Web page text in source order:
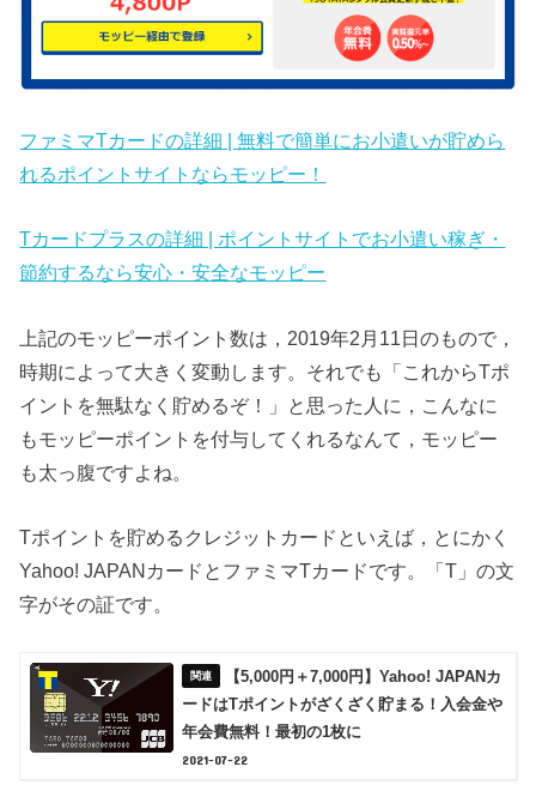
ファミマTカードの詳細 | 無料で簡単にお小遣いが貯めら
れるポイントサイトならモッピー！
Tカードプラスの詳細 | ポイントサイトでお小遣い稼ぎ・
節約するなら安心・安全なモッピー
上記のモッピーポイント数は，2019年2月11日のもので，
時期によって大きく変動します。それでも「これからTポ
イントを無駄なく貯めるぞ！」と思った人に，こんなに
もモッピーポイントを付与してくれるなんて，モッピー
も太っ腹ですよね。
Tポイントを貯めるクレジットカードといえば，とにかく
Yahoo! JAPANカードとファミマTカードです。「T」の文
字がその証です。
【5,000円＋7,000円】Yahoo! JAPANカ
ードはTポイントがざくざく貯まる！入会金や
年会費無料！最初の1枚に
2021-07-22